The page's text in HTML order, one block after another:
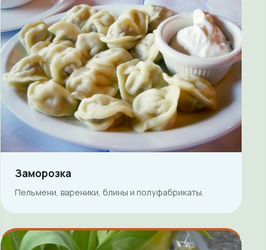
Заморозка
Пельмени, вареники, блины и полуфабрикаты.